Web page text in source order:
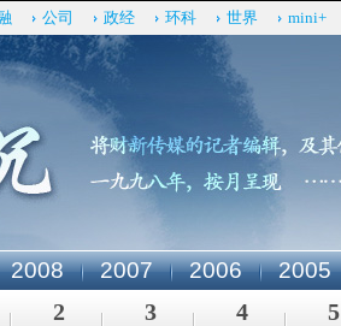
公司 政经 环科 世界 mini+
2008 2007 2006 2005
2 3 4 5